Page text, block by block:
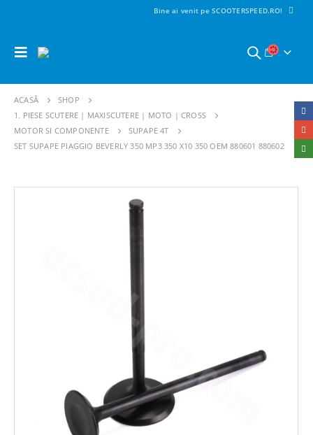
Bine ai venit pe SCOOTERSPEED.RO!
ACASĂ
SHOP
1. PIESE SCUTERE | MAXISCUTERE | MOTO | CROSS
MOTOR SI COMPONENTE
SUPAPE 4T
SET SUPAPE PIAGGIO BEVERLY 350 MP3 350 X10 350 OEM 880601 880602